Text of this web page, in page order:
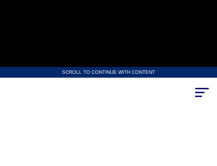
SCROLL TO CONTINUE WITH CONTENT